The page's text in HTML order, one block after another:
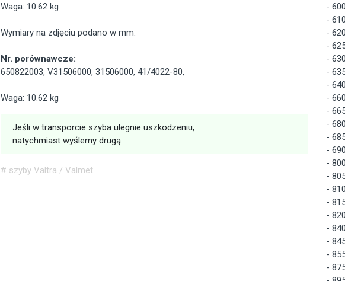
Waga: 10.62 kg
Wymiary na zdjęciu podano w mm.
Nr. porównawcze:
650822003, V31506000, 31506000, 41/4022-80,
Waga: 10.62 kg
Jeśli w transporcie szyba ulegnie uszkodzeniu,
natychmiast wyślemy drugą.
# szyby Valtra / Valmet
-
-
-
-
-
-
-
-
-
-
-
-
-
-
-
-
-
-
-
-
-